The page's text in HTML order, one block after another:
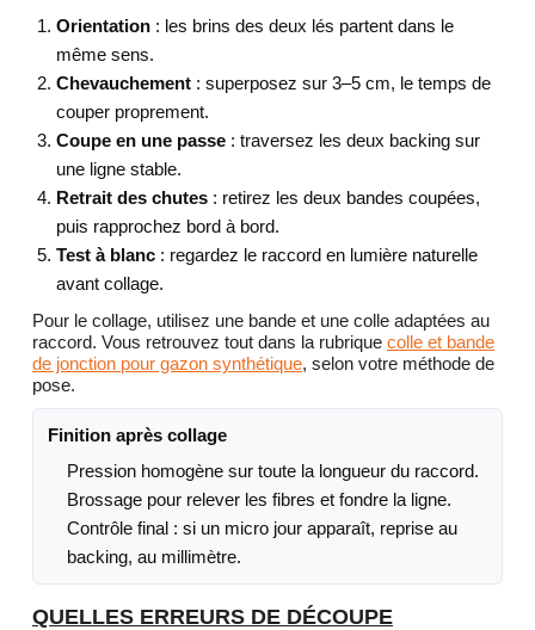
Orientation : les brins des deux lés partent dans le
même sens.
Chevauchement : superposez sur 3–5 cm, le temps de
couper proprement.
Coupe en une passe : traversez les deux backing sur
une ligne stable.
Retrait des chutes : retirez les deux bandes coupées,
puis rapprochez bord à bord.
Test à blanc : regardez le raccord en lumière naturelle
avant collage.
Pour le collage, utilisez une bande et une colle adaptées au
raccord. Vous retrouvez tout dans la rubrique colle et bande
de jonction pour gazon synthétique, selon votre méthode de
pose.
Finition après collage
Pression homogène sur toute la longueur du raccord.
Brossage pour relever les fibres et fondre la ligne.
Contrôle final : si un micro jour apparaît, reprise au
backing, au millimètre.
QUELLES ERREURS DE DÉCOUPE